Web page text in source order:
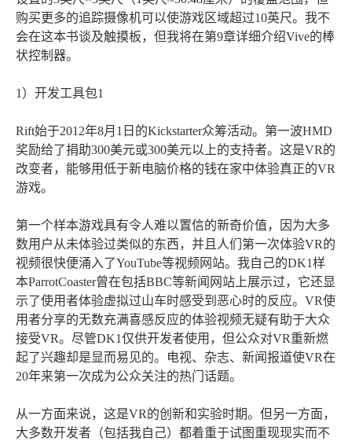
购买更多的追踪摄像机可以使游戏区域超过10英尺。我不
会在这本书谈及触摸板，但我将在第9章详细介绍Vive的棒
状控制器。
1）开发工具包1
Rift始于2012年8月1日的Kickstarter众筹活动。第一波HMD
奖励给了捐助300美元或300美元以上的支持者。这是VR的
改变者，能够用低于新电脑价格的钱在家中体验真正的VR
游戏。
第一个样本游戏具有令人难以置信的新奇价值，因为大多
数用户从未体验过类似的东西，并且人们第一次体验VR的
视频很快便涌入了YouTube等视频网站。我自己的DK1样
本ParrotCoaster曾在包括BBC等新闻网站上展示过，它还显
示了使用者体验虚拟过山车时感受到恶心时的反应。VR使
用者分享的无数充满喜感反应的体验视频无疑有助于大众
接受VR。尽管DK1仅供开发者使用，但公众对VR重新燃
起了兴趣却是显而易见的。电视、杂志、新闻报道使VR在
20年来第一次成为公众关注的热门话题。
从一方面来说，这是VR的创新和实验时期。但另一方面，
大多数开发者（包括我自己）都着重于试图重现现实而不